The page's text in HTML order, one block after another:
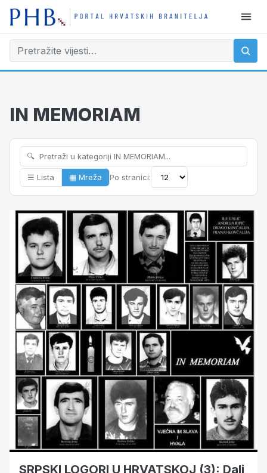
IN MEMORIAM
☰ Lista ▦ Mreža Po stranici:
🔍
SRPSKI LOGORI U HRVATSKOJ (3): Dalj